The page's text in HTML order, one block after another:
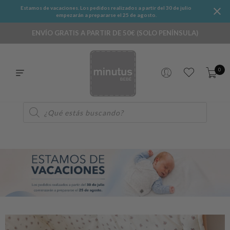
Estamos de vacaciones. Los pedidos realizados a partir del 30 de julio
empezarán a prepararse el 25 de agosto.
ENVÍO GRATIS A PARTIR DE 50€ (SOLO PENÍNSULA)
0
de
productos